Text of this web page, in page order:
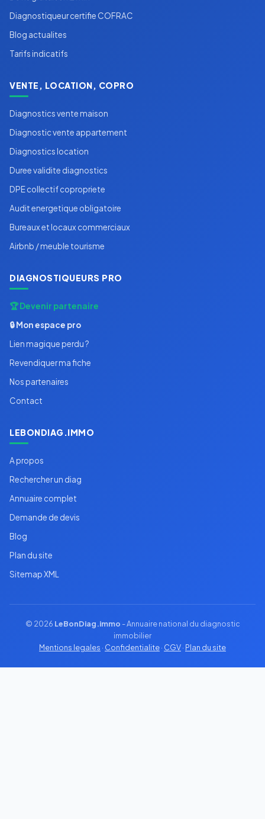
Diagnostiqueur certifie COFRAC
Blog actualites
Tarifs indicatifs
VENTE, LOCATION, COPRO
Diagnostics vente maison
Diagnostic vente appartement
Diagnostics location
Duree validite diagnostics
DPE collectif copropriete
Audit energetique obligatoire
Bureaux et locaux commerciaux
Airbnb / meuble tourisme
DIAGNOSTIQUEURS PRO
🏆 Devenir partenaire
🔒 Mon espace pro
Lien magique perdu ?
Revendiquer ma fiche
Nos partenaires
Contact
LEBONDIAG.IMMO
A propos
Rechercher un diag
Annuaire complet
Demande de devis
Blog
Plan du site
Sitemap XML
© 2026 LeBonDiag.immo - Annuaire national du diagnostic
immobilier
Mentions legales · Confidentialite· CGV· Plan du site